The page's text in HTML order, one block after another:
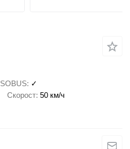
ISOBUS ✓
Скорост 50 км/ч